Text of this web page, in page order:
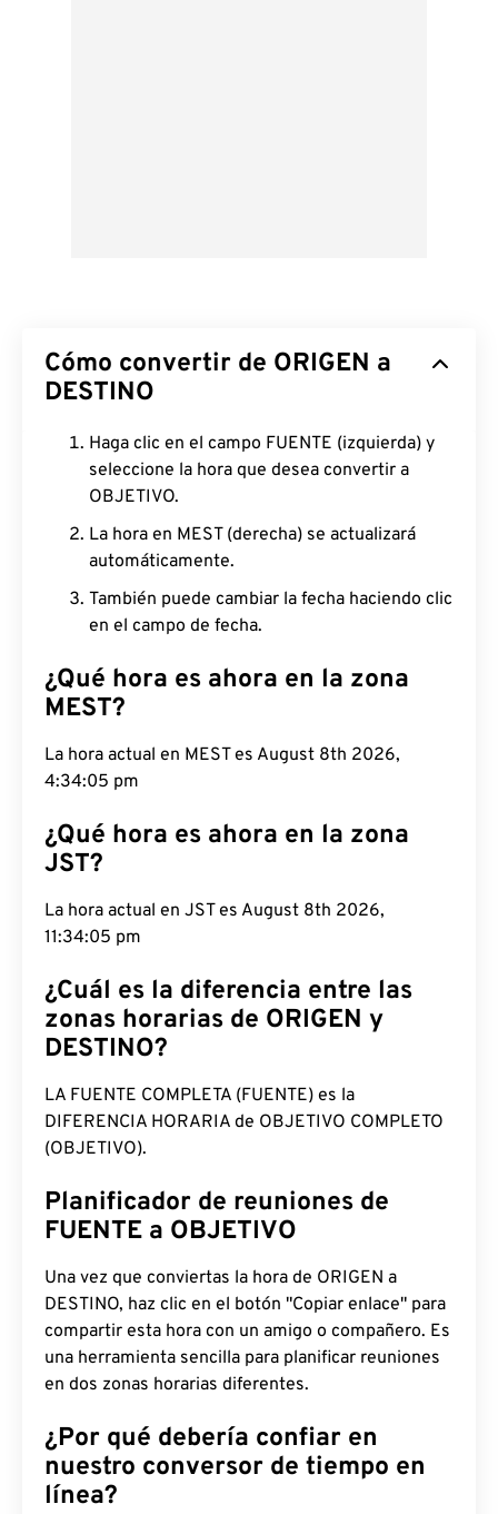
Cómo convertir de ORIGEN a
DESTINO
Haga clic en el campo FUENTE (izquierda) y
seleccione la hora que desea convertir a
OBJETIVO.
La hora en MEST (derecha) se actualizará
automáticamente.
También puede cambiar la fecha haciendo clic
en el campo de fecha.
¿Qué hora es ahora en la zona
MEST?
La hora actual en MEST es August 8th 2026,
4:34:06 pm
¿Qué hora es ahora en la zona
JST?
La hora actual en JST es August 8th 2026,
11:34:06 pm
¿Cuál es la diferencia entre las
zonas horarias de ORIGEN y
DESTINO?
LA FUENTE COMPLETA (FUENTE) es la
DIFERENCIA HORARIA de OBJETIVO COMPLETO
(OBJETIVO).
Planificador de reuniones de
FUENTE a OBJETIVO
Una vez que conviertas la hora de ORIGEN a
DESTINO, haz clic en el botón "Copiar enlace" para
compartir esta hora con un amigo o compañero. Es
una herramienta sencilla para planificar reuniones
en dos zonas horarias diferentes.
¿Por qué debería confiar en
nuestro conversor de tiempo en
línea?